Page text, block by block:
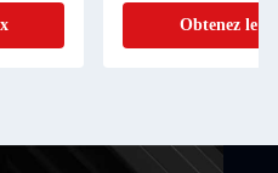
Obtenez le meilleur prix